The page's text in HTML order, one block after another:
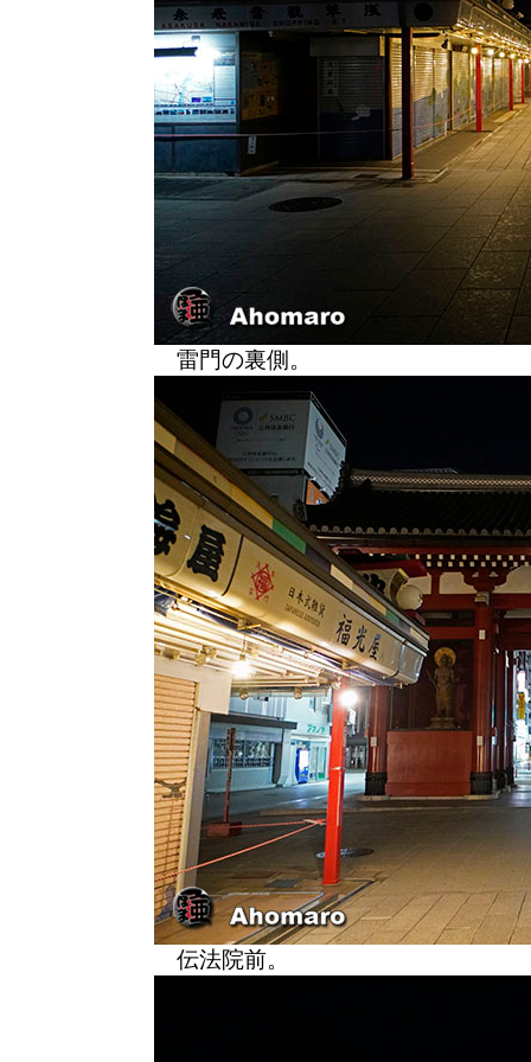
雷門の裏側。
伝法院前。